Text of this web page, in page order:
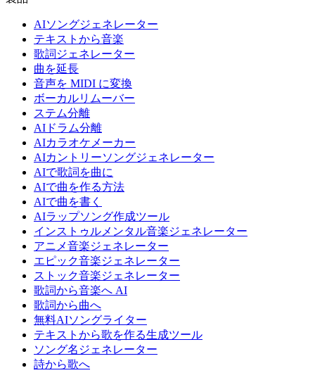
AIソングジェネレーター
テキストから音楽
歌詞ジェネレーター
曲を延長
音声を MIDI に変換
ボーカルリムーバー
ステム分離
AIドラム分離
AIカラオケメーカー
AIカントリーソングジェネレーター
AIで歌詞を曲に
AIで曲を作る方法
AIで曲を書く
AIラップソング作成ツール
インストゥルメンタル音楽ジェネレーター
アニメ音楽ジェネレーター
エピック音楽ジェネレーター
ストック音楽ジェネレーター
歌詞から音楽へ AI
歌詞から曲へ
無料AIソングライター
テキストから歌を作る生成ツール
ソング名ジェネレーター
詩から歌へ